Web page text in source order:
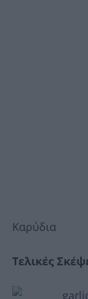
Καρύδια
Τελικές